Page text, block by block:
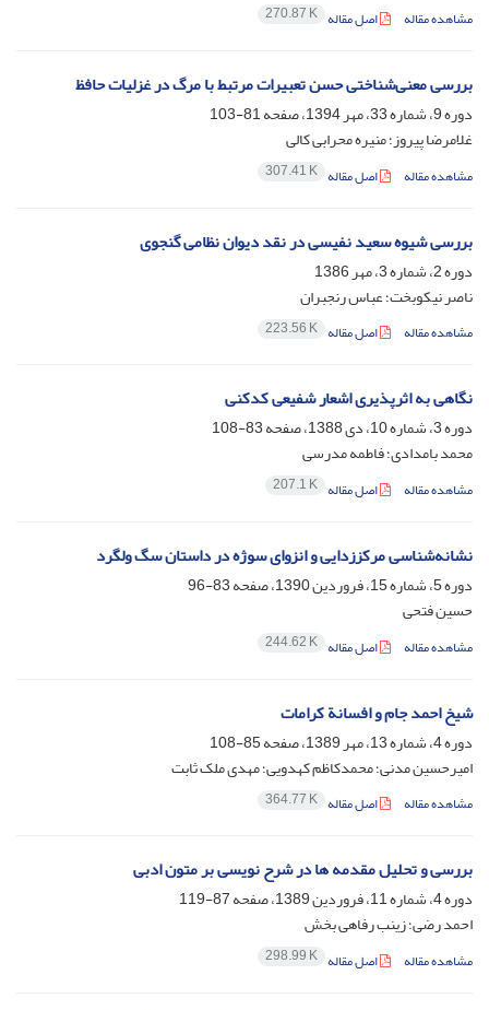
مشاهده مقاله اصل مقاله 270.87 K
بررسی معنی‌شناختی حسن تعبیرات مرتبط با مرگ در غزلیات حافظ
دوره 9، شماره 33، مهر 1394، صفحه
81-103
غلامرضا پیروز؛ منیره محرابی کالی
مشاهده مقاله اصل مقاله 307.41 K
بررسی شیوه سعید نفیسی در نقد دیوان نظامی گنجوی
دوره 2، شماره 3، مهر 1386
ناصر نیکوبخت؛ عباس رنجبران
مشاهده مقاله اصل مقاله 223.56 K
نگاهی به اثرپذیری اشعار شفیعی کدکنی
دوره 3، شماره 10، دی 1388، صفحه
83-108
محمد بامدادی؛ فاطمه مدرسی
مشاهده مقاله اصل مقاله 207.1 K
نشانه‌شناسی مرکززدایی و انزوای سوژه در داستان سگ ولگرد
دوره 5، شماره 15، فروردین 1390، صفحه
83-96
حسین فتحی
مشاهده مقاله اصل مقاله 244.62 K
شیخ احمد جام و افسانة کرامات
دوره 4، شماره 13، مهر 1389، صفحه
85-108
امیرحسین مدنی؛ محمدکاظم کهدویی؛ مهدی ملک ثابت
مشاهده مقاله اصل مقاله 364.77 K
بررسی و تحلیل مقدمه ها در شرح نویسی بر متون ادبی
دوره 4، شماره 11، فروردین 1389، صفحه
87-119
احمد رضی؛ زینب رفاهی بخش
مشاهده مقاله اصل مقاله 298.99 K